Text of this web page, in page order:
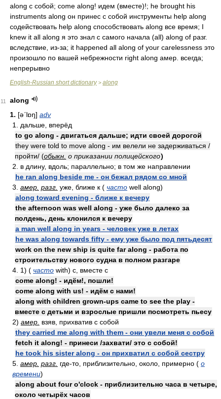
along с собой; come along! идем (вместе)!; he brought his
instruments along он принес с собой инструменты help along
содействовать help along способствовать along все время; I
knew it all along я это знал с самого начала (all) along of разг.
вследствие, из-за; it happened all along of your carelessness это
произошло по вашей небрежности right along амер. всегда;
непрерывно
English-Russian short dictionary> along
11
along
1. [əʹlɒŋ] adv
1. дальше, вперёд
to go along - двигаться дальше; идти своей дорогой
they were told to move along - им велели не задерживаться /
пройти/ (обыкн. о приказании полицейского)
2. в длину, вдоль; параллельно; в том же направлении
he ran along beside me - он бежал рядом со мной
3. амер. разг. уже, ближе к ( часто well along)
along toward evening - ближе к вечеру
the afternoon was well along - уже было далеко за
полдень, день клонился к вечеру
a man well along in years - человек уже в летах
he was along towards fifty - ему уже было под пятьдесят
work on the new ship is quite far along - работа по
строительству нового судна в полном разгаре
4. 1) ( часто with) с, вместе с
come along! - идём!, пошли!
come along with us! - идём с нами!
along with children grown-ups came to see the play -
вместе с детьми и взрослые пришли посмотреть пьесу
2) амер. взяв, прихватив с собой
they carried me along with them - они увели меня с собой
fetch it along! - принеси /захвати/ это с собой!
he took his sister along - он прихватил с собой сестру
5. амер. разг. где-то, приблизительно, около, примерно ( о
времени)
along about four o'clock - приблизительно часа в четыре,
около четырёх часов